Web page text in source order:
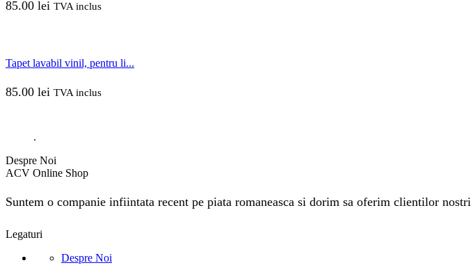
85.00 lei TVA inclus
Tapet lavabil vinil, pentru li...
85.00 lei TVA inclus
.
Despre Noi
ACV Online Shop
Suntem o companie infiintata recent pe piata romaneasca si dorim sa oferim clientilor
Legaturi
Despre Noi